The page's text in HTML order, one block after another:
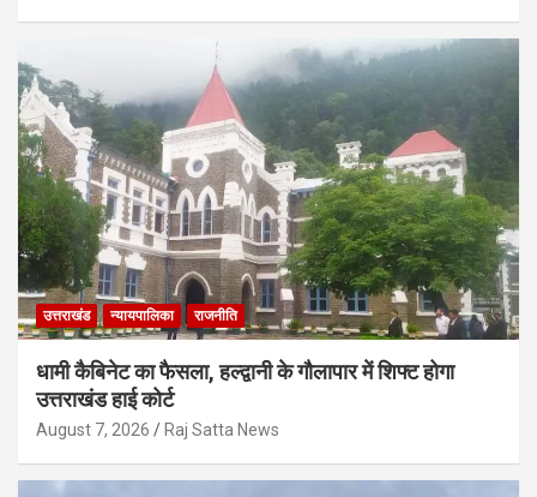
उत्तराखंड न्यायपालिका राजनीति
धामी कैबिनेट का फैसला, हल्द्वानी के गौलापार में शिफ्ट होगा
उत्तराखंड हाई कोर्ट
August 7, 2026 Raj Satta News